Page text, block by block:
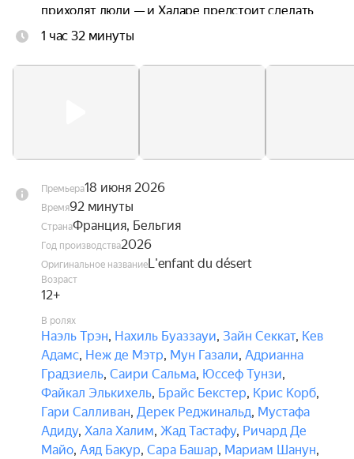
приходят люди — и Хадаре предстоит сделать
выбор: вернуться домой или остаться с теми,
1 час 32 минуты
Премьера18 июня 2026
Время92 минуты
СтранаФранция, Бельгия
Год производства2026
Оригинальное названиеL'enfant du désert
Возраст
12+
В ролях
Наэль Трэн, Нахиль Буаззауи, Зайн Секкат, Кев
Адамс, Неж де Мэтр, Мун Газали, Адрианна
Градзиель, Саири Сальма, Юссеф Тунзи,
Файкал Элькихель, Брайс Бекстер, Крис Корб,
Гари Салливан, Дерек Реджинальд, Мустафа
Адиду, Хала Халим, Жад Тастафу, Ричард Де
Майо, Аяд Бакур, Сара Башар, Мариам Шанун,